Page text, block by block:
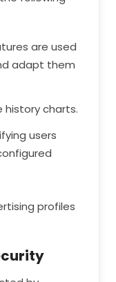
are used
adapt them
history charts.
users
profiles